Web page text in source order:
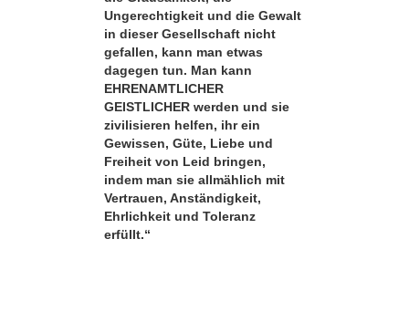
Ungerechtigkeit und die Gewalt
in dieser Gesellschaft nicht
gefallen, kann man etwas
dagegen tun. Man kann
EHRENAMTLICHER
GEISTLICHER werden und sie
zivilisieren helfen, ihr ein
Gewissen, Güte, Liebe und
Freiheit von Leid bringen,
indem man sie allmählich mit
Vertrauen, Anständigkeit,
Ehrlichkeit und Toleranz
erfüllt.“